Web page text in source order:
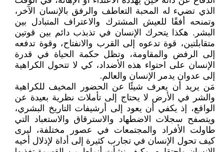
الذي تضيء له المحبة التعاطف والرفق بالإنسان الآخر،
وتمنحه أفقًا للعيش المشترك والاعتراف المتبادل بين
البشر. هكذا يتحرك الإنسان في تذبذب دائم بين قوتين
متقابلتين، قوة تدعوه إلى القرب والانفتاح، وقوة تدفعه
إلى الرفض والمقاومة، وتظل حكمة الحياة في قدرة
الإنسان على احتواء هذه الأضداد، كي لا تتحول الكراهية
إلى عدوان يدمر الإنسان والعالم.
مَن يريد أن يعرف شيئًا عن الحضور المخيف للكراهية
والشر في الأرض لا يحتاج إلى تأملات نظرية بعيدة عن
الواقع، إذ يكفي أن يعود إلى أرشيفات التاريخ البشري،
ويتصفح سجلات الاضطهاد والاسترقاق والاستعباد التي
طاولت الأفراد والمجتمعات في عصور مختلفة، ليرى
كيف تحول الإنسان في تجارب كثيرة إلى أداة لإذلال أخيه